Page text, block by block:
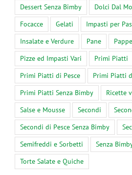
Dessert Senza Bimby
Dolci Dal
Focacce
Gelati
Impasti per
Insalate e Verdure
Pane Pappe
Pizze ed Impasti Vari
Primi Piatti
Primi Piatti di Pesce
Primi Piatti
Primi Piatti Senza Bimby
Ricette
Salse e Mousse
Secondi
Secondi di Pesce Senza Bimby
Semifreddi e Sorbetti
Senza
Torte Salate e Quiche